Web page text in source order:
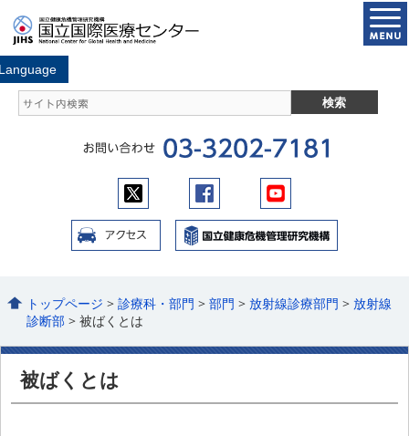
トップページ >診療科・部門 >部門 >放射線診療部門 >放射線
診断部 > 被ばくとは
被ばくとは